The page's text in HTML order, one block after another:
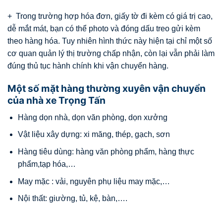
+ Trong trường hợp hóa đơn, giấy tờ đi kèm có giá trị cao,
dễ mắt mát, bạn có thể photo và đóng dấu treo gửi kèm
theo hàng hóa. Tuy nhiên hình thức này hiện tại chỉ một số
cơ quan quản lý thị trường chấp nhận, còn lại vẫn phải làm
đúng thủ tục hành chính khi vận chuyển hàng.
Một số mặt hàng thường xuyên vận chuyển
của nhà xe Trọng Tấn
Hàng dọn nhà, dọn văn phòng, dọn xưởng
Vật liệu xây dựng: xi măng, thép, gạch, sơn
Hàng tiêu dùng: hàng văn phòng phẩm, hàng thực
phẩm,tạp hóa,…
May mặc : vải, nguyên phụ liệu may mặc,…
Nội thất: giường, tủ, kệ, bàn,….